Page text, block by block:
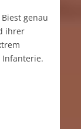
genau
ihrer
Infanterie.